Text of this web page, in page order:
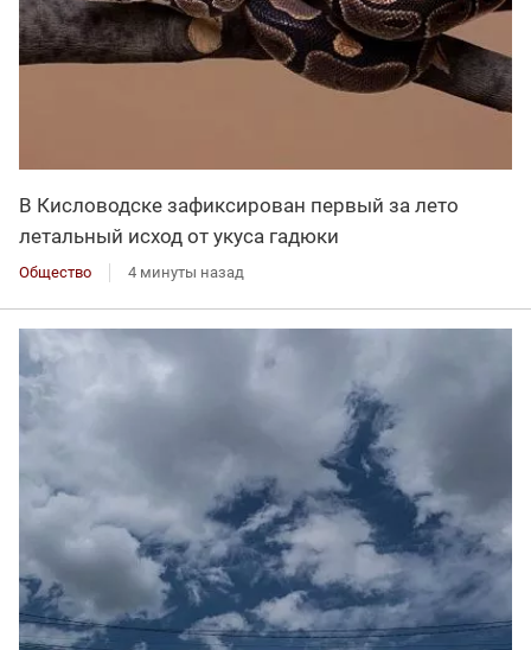
В Кисловодске зафиксирован первый за лето
летальный исход от укуса гадюки
Общество 4 минуты назад